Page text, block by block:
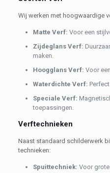
Wij werken met hoogwaardige
Matte Verf: Voor een
Zijdeglans Verf:
maken.
Hoogglans Verf: Voor
Waterdichte Verf:
Speciale Verf:
toepassingen.
Verftechnieken
Naast standaard schilderwerk
technieken:
Spuittechniek: Voor